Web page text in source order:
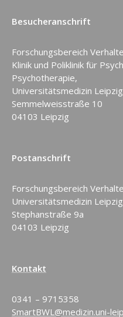
Besucheranschrift
Forschungsbereich
Klinik und Poliklinik für
Psychotherapie,
Universitätsmedizin Leipzig
Semmelweisstraße 10
04103 Leipzig
Postanschrift
Forschungsbereich
Universitätsmedizin Leipzig
Stephanstraße 9a
04103 Leipzig
Kontakt
0341 – 9715358
­SmartBWL@medizin.uni-